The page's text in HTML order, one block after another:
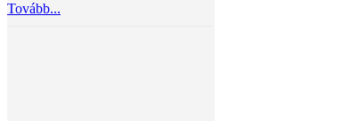
Tovább...